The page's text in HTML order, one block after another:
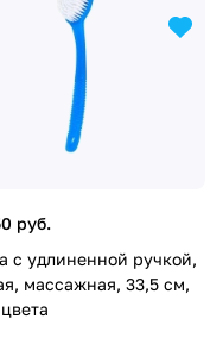
руб.
с удлиненной ручкой,
массажная, 33,5 см,